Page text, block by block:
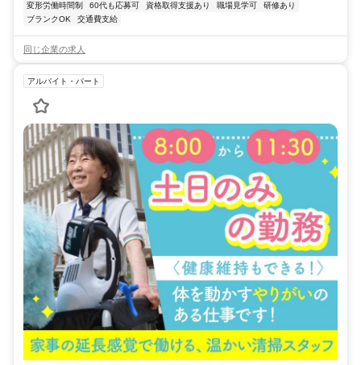
変形労働時間制 60代も応募可 資格取得支援あり 職場見学可
研修あり
ブランクOK
交通費支給
同じ企業の求人
アルバイト・パート